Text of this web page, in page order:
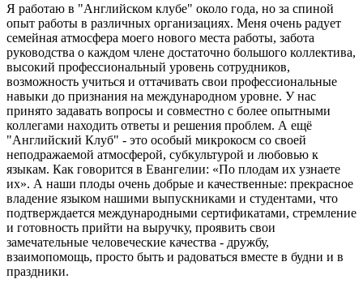
Я работаю в "Английском клубе" около года, но за спиной
опыт работы в различных организациях. Меня очень радует
семейная атмосфера моего нового места работы, забота
руководства о каждом члене достаточно большого коллектива,
высокий профессиональный уровень сотрудников,
возможность учиться и оттачивать свои профессиональные
навыки до признания на международном уровне. У нас
принято задавать вопросы и совместно с более опытными
коллегами находить ответы и решения проблем. А ещё
"Английский Клуб" - это особый микрокосм со своей
неподражаемой атмосферой, субкультурой и любовью к
языкам. Как говорится в Евангелии: «По плодам их узнаете
их». А наши плоды очень добрые и качественные: прекрасное
владение языком нашими выпускниками и студентами, что
подтверждается международными сертификатами, стремление
и готовность прийти на выручку, проявить свои
замечательные человеческие качества - дружбу,
взаимопомощь, просто быть и радоваться вместе в будни и в
праздники.